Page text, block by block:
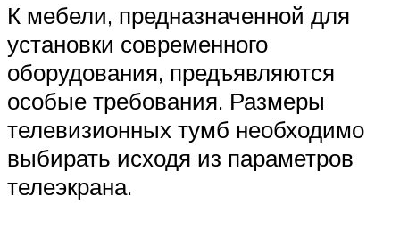
К мебели, предназначенной для
установки современного
оборудования, предъявляются
особые требования. Размеры
телевизионных тумб необходимо
выбирать исходя из параметров
телеэкрана.